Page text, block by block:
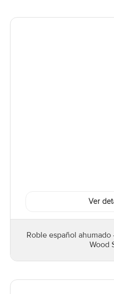
Ver
Roble español
Wood